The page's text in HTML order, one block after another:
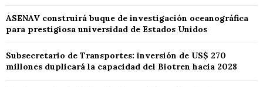
ASENAV construirá buque de investigación oceanográfica
para prestigiosa universidad de Estados Unidos
Subsecretario de Transportes: inversión de US$ 270
millones duplicará la capacidad del Biotren hacia 2028